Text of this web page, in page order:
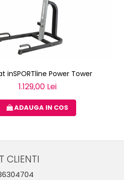
inSPORTline Power Tower
1.129,00 Lei
ADAUGA IN COS
CLIENTI